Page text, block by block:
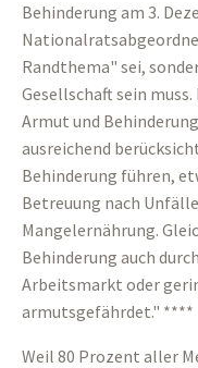
Behinderung am 3.
Randthema" sei,
Gesellschaft sein
Armut und
ausreichend
Behinderung führen,
Betreuung nach
Mangelernährung.
Behinderung auch
Arbeitsmarkt oder
armutsgefährdet." ****
Weil 80 Prozent aller